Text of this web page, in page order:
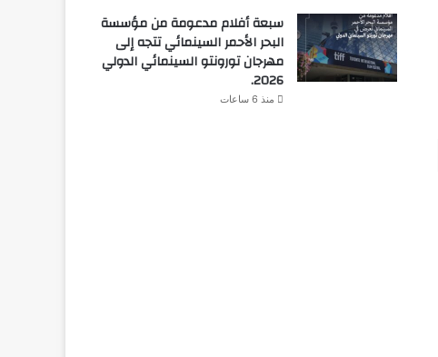
سبعة أفلام مدعومة من مؤسسة
البحر الأحمر السينمائي تتجه إلى
مهرجان تورونتو السينمائي الدولي
2026.
منذ 6 ساعات